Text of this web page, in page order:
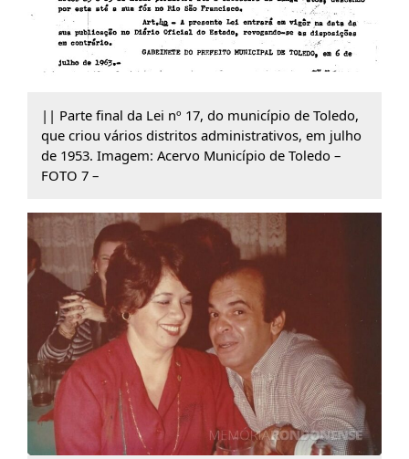
|| Parte final da Lei nº 17, do município de Toledo,
que criou vários distritos administrativos, em julho
de 1953. Imagem: Acervo Município de Toledo –
FOTO 7 –